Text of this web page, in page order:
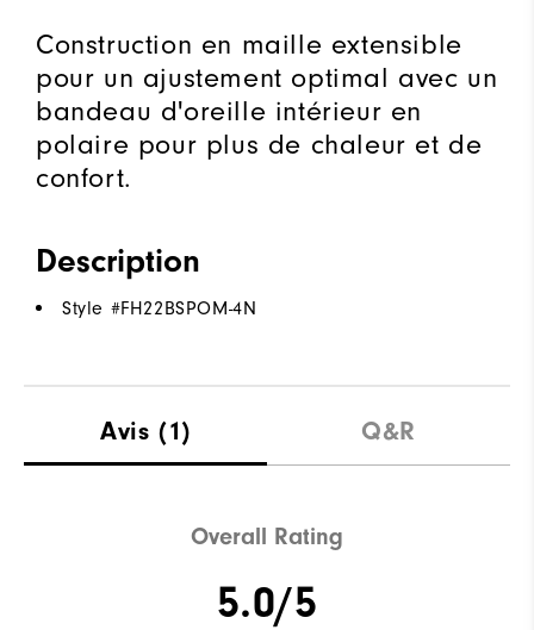
Construction en maille extensible
pour un ajustement optimal avec un
bandeau d'oreille intérieur en
polaire pour plus de chaleur et de
confort.
Description
Style #FH22BSPOM-4N
Avis (1) Q&R
Overall Rating
5.0/5